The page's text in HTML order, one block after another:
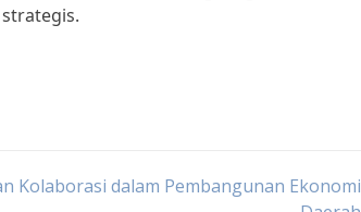
Kolaborasi dalam Pembangunan Ekonomi